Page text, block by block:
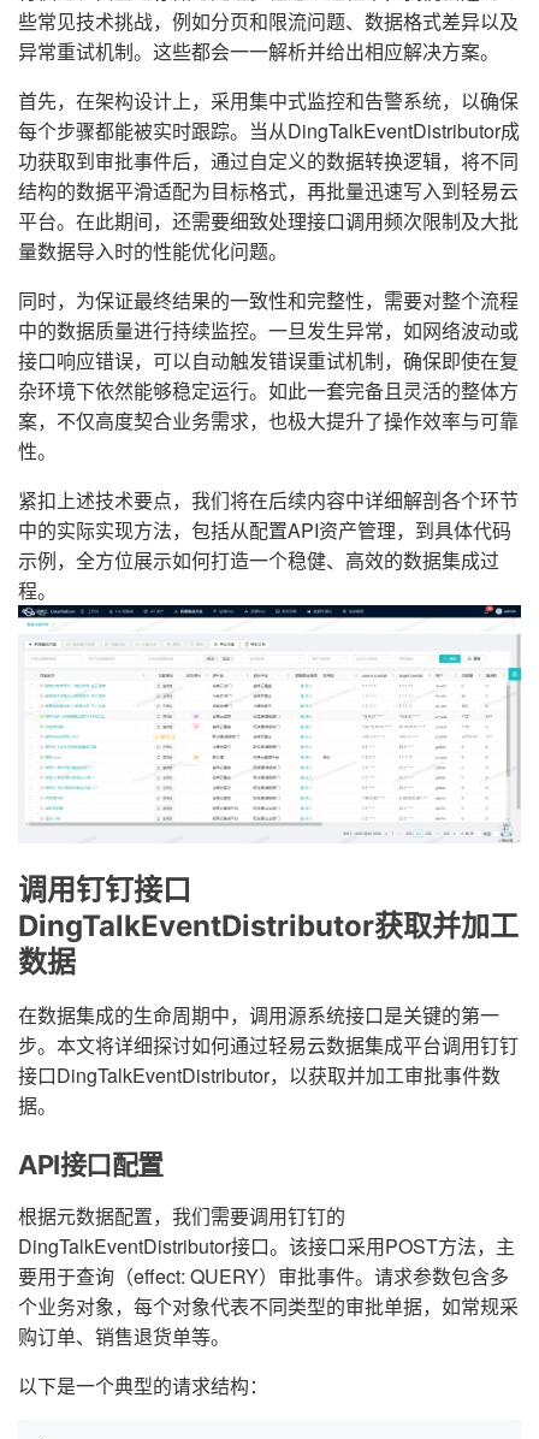
些常见技术挑战，例如分页和限流问题、数据格式差异以及
异常重试机制。这些都会一一解析并给出相应解决方案。
首先，在架构设计上，采用集中式监控和告警系统，以确保
每个步骤都能被实时跟踪。当从DingTalkEventDistributor成
功获取到审批事件后，通过自定义的数据转换逻辑，将不同
结构的数据平滑适配为目标格式，再批量迅速写入到轻易云
平台。在此期间，还需要细致处理接口调用频次限制及大批
量数据导入时的性能优化问题。
同时，为保证最终结果的一致性和完整性，需要对整个流程
中的数据质量进行持续监控。一旦发生异常，如网络波动或
接口响应错误，可以自动触发错误重试机制，确保即使在复
杂环境下依然能够稳定运行。如此一套完备且灵活的整体方
案，不仅高度契合业务需求，也极大提升了操作效率与可靠
性。
紧扣上述技术要点，我们将在后续内容中详细解剖各个环节
中的实际实现方法，包括从配置API资产管理，到具体代码
示例，全方位展示如何打造一个稳健、高效的数据集成过
程。
调用钉钉接口
DingTalkEventDistributor获取并加工
数据
在数据集成的生命周期中，调用源系统接口是关键的第一
步。本文将详细探讨如何通过轻易云数据集成平台调用钉钉
接口DingTalkEventDistributor，以获取并加工审批事件数
据。
API接口配置
根据元数据配置，我们需要调用钉钉的
DingTalkEventDistributor接口。该接口采用POST方法，主
要用于查询（effect: QUERY）审批事件。请求参数包含多
个业务对象，每个对象代表不同类型的审批单据，如常规采
购订单、销售退货单等。
以下是一个典型的请求结构：